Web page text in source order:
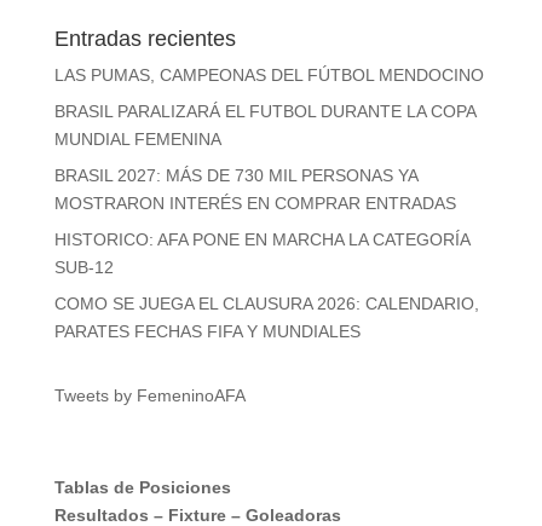
Entradas recientes
LAS PUMAS, CAMPEONAS DEL FÚTBOL MENDOCINO
BRASIL PARALIZARÁ EL FUTBOL DURANTE LA COPA
MUNDIAL FEMENINA
BRASIL 2027: MÁS DE 730 MIL PERSONAS YA
MOSTRARON INTERÉS EN COMPRAR ENTRADAS
HISTORICO: AFA PONE EN MARCHA LA CATEGORÍA
SUB-12
COMO SE JUEGA EL CLAUSURA 2026: CALENDARIO,
PARATES FECHAS FIFA Y MUNDIALES
Tweets by FemeninoAFA
Tablas de Posiciones
Resultados – Fixture– Goleadoras